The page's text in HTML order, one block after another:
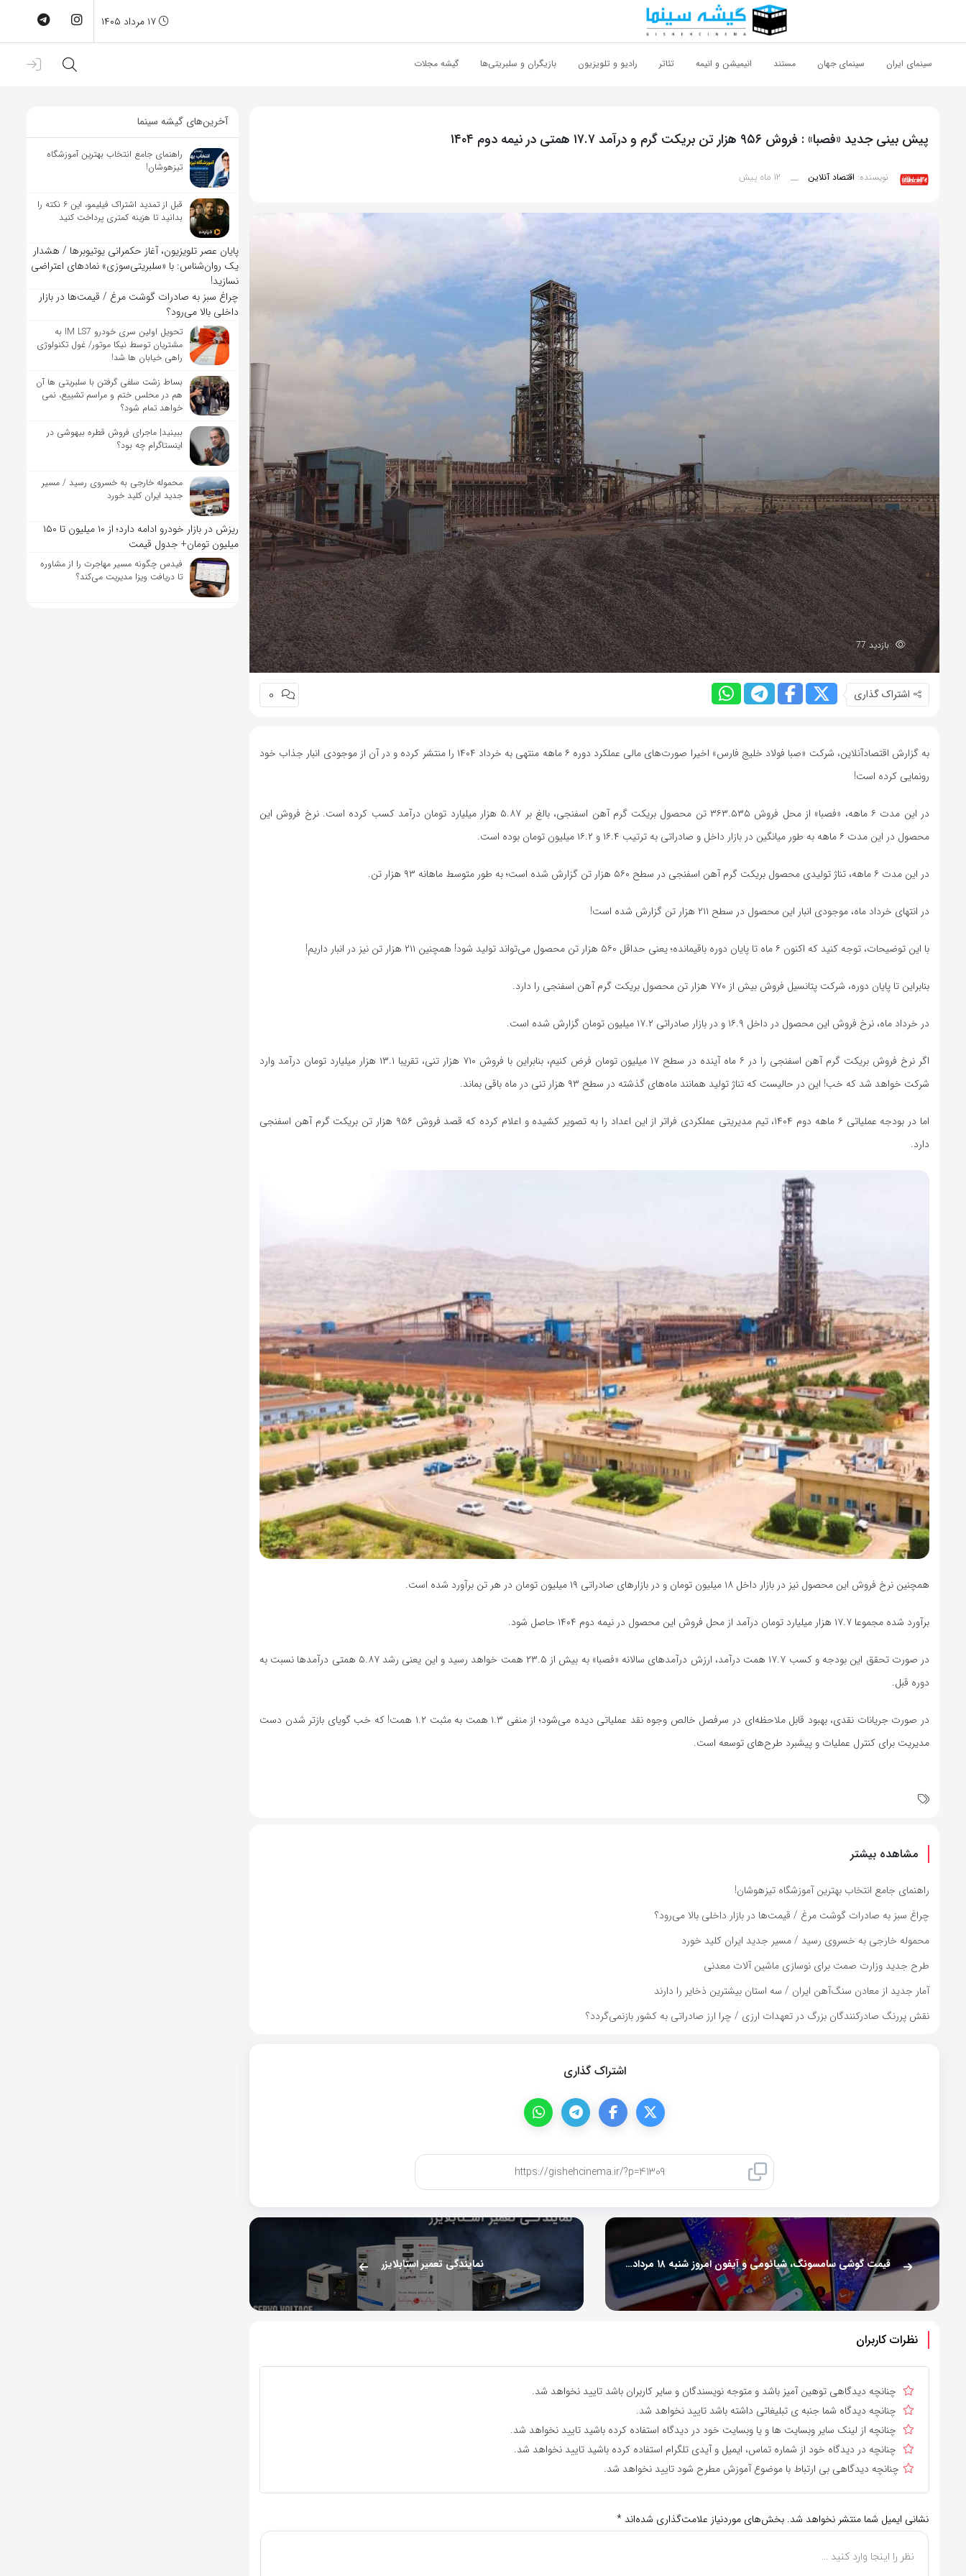
سینمای ایران سینمای جهان مستند انیمیشن و انیمه تئاتر رادیو و تلویزیون بازیگران و سلبریتی‌ها گیشه مجلات
پیش بینی جدید «فصبا» : فروش ۹۵۶ هزار تن بریکت گرم و درآمد ۱۷.۷ همتی در نیمه دوم ۱۴۰۴
نویسنده: اقتصاد آنلاین __ 12 ماه پیش
بازدید 77
اشتراک گذاری 0
به گزارش اقتصادآنلاین، شرکت «صبا فولاد خلیج فارس» اخیرا صورت‌های مالی عملکرد دوره ۶ ماهه منتهی به خرداد ۱۴۰۴ را منتشر کرده و در آن از موجودی انبار جذاب خود
رونمایی کرده است!
در این مدت ۶ ماهه، «فصبا» از محل فروش ۳۶۳.۵۳۵ تن محصول بریکت گرم آهن اسفنجی، بالغ بر ۵.۸۷ هزار میلیارد تومان درآمد کسب کرده است. نرخ فروش این
محصول در این مدت ۶ ماهه به طور میانگین در بازار داخل و صادراتی به ترتیب ۱۶.۴ و ۱۶.۲ میلیون تومان بوده است.
در این مدت ۶ ماهه، تناژ تولیدی محصول بریکت گرم آهن اسفنجی در سطح ۵۶۰ هزار تن گزارش شده است؛ به طور متوسط ماهانه ۹۳ هزار تن.
در انتهای خرداد ماه، موجودی انبار این محصول در سطح ۲۱۱ هزار تن گزارش شده است!
با این توضیحات، توجه کنید که اکنون ۶ ماه تا پایان دوره باقیمانده؛ یعنی حداقل ۵۶۰ هزار تن محصول می‌تواند تولید شود! همچنین ۲۱۱ هزار تن نیز در انبار داریم!
بنابراین تا پایان دوره، شرکت پتانسیل فروش بیش از ۷۷۰ هزار تن محصول بریکت گرم آهن اسفنجی را دارد.
در خرداد ماه، نرخ فروش این محصول در داخل ۱۶.۹ و در بازار صادراتی ۱۷.۲ میلیون تومان گزارش شده است.
اگر نرخ فروش بریکت گرم آهن اسفنجی را در ۶ ماه آینده در سطح ۱۷ میلیون تومان فرض کنیم، بنابراین با فروش ۷۱۰ هزار تنی، تقریبا ۱۳.۱ هزار میلیارد تومان درآمد وارد
شرکت خواهد شد که خب! این در حالیست که تناژ تولید همانند ماه‌های گذشته در سطح ۹۳ هزار تنی در ماه باقی بماند.
اما در بودجه عملیاتی ۶ ماهه دوم ۱۴۰۴، تیم مدیریتی عملکردی فراتر از این اعداد را به تصویر کشیده و اعلام کرده که قصد فروش ۹۵۶ هزار تن بریکت گرم آهن اسفنجی
دارد.
همچنین نرخ فروش این محصول نیز در بازار داخل ۱۸ میلیون تومان و در بازار‌های صادراتی ۱۹ میلیون تومان در هر تن برآورد شده است.
برآورد شده مجموعا ۱۷.۷ هزار میلیارد تومان درآمد از محل فروش این محصول در نیمه دوم ۱۴۰۴ حاصل شود.
در صورت تحقق این بودجه و کسب ۱۷.۷ همت درآمد، ارزش درآمد‌های سالانه «فصبا» به بیش از ۲۳.۵ همت خواهد رسید و این یعنی رشد ۵.۸۷ همتی درآمد‌ها نسبت به
دوره قبل.
در صورت جریانات نقدی، بهبود قابل ملاحظه‌ای در سرفصل خالص وجوه نقد عملیاتی دیده می‌شود؛ از منفی ۱.۳ همت به مثبت ۱.۲ همت! که خب گویای بازتر شدن دست
مدیریت برای کنترل عملیات و پیشبرد طرح‌های توسعه است.
مشاهده بیشتر
راهنمای جامع انتخاب بهترین آموزشگاه تیزهوشان!
چراغ سبز به صادرات گوشت مرغ / قیمت‌ها در بازار داخلی بالا می‌رود؟
محموله خارجی به خسروی رسید / مسیر جدید ایران کلید خورد
طرح جدید وزارت صمت برای نوسازی ماشین آلات معدنی
آمار جدید از معادن سنگ‌آهن ایران / سه استان بیشترین ذخایر را دارند
نقش پررنگ صادرکنندگان بزرگ در تعهدات ارزی / چرا ارز صادراتی به کشور بازنمی‌گردد؟
اشتراک گذاری
قیمت گوشی سامسونگ، شیائومی و آیفون امروز شنبه ۱۸ مرداد ۱۴۰۴/ گلکسی A۰۶ چند؟+ جدول نمایندگی تعمیر استابلایزر
نظرات کاربران
چنانچه دیدگاهی توهین آمیز باشد و متوجه نویسندگان و سایر کاربران باشد تایید نخواهد شد.
چنانچه دیدگاه شما جنبه ی تبلیغاتی داشته باشد تایید نخواهد شد.
چنانچه از لینک سایر وبسایت ها و یا وبسایت خود در دیدگاه استفاده کرده باشید تایید نخواهد شد.
چنانچه در دیدگاه خود از شماره تماس، ایمیل و آیدی تلگرام استفاده کرده باشید تایید نخواهد شد.
چنانچه دیدگاهی بی ارتباط با موضوع آموزش مطرح شود تایید نخواهد شد.
نشانی ایمیل شما منتشر نخواهد شد. بخش‌های موردنیاز علامت‌گذاری شده‌اند *
آخرین‌های گیشه سینما
راهنمای جامع انتخاب بهترین آموزشگاه
تیزهوشان!
قبل از تمدید اشتراک فیلیمو، این ۶ نکته را
بدانید تا هزینه کمتری پرداخت کنید
پایان عصر تلویزیون، آغاز حکمرانی یوتیوبرها / هشدار
یک روان‌شناس: با «سلبریتی‌سوزی» نمادهای اعتراضی
نسازید!
چراغ سبز به صادرات گوشت مرغ / قیمت‌ها در بازار
داخلی بالا می‌رود؟
تحویل اولین سری خودرو IM LS7 به
مشتریان توسط نیکا موتور/ غول تکنولوژی
راهی خیابان ها شد!
بساط زشت سلفی گرفتن با سلبریتی ها آن
هم در محلس ختم و مراسم تشییع، نمی
خواهد تمام شود؟
ببینید| ماجرای فروش قطره بیهوشی در
اینستاگرام چه بود؟
محموله خارجی به خسروی رسید / مسیر
جدید ایران کلید خورد
ریزش در بازار خودرو ادامه دارد؛ از ۱۰ میلیون تا ۱۵۰
میلیون تومان+ جدول قیمت
فیدس چگونه مسیر مهاجرت را از مشاوره
تا دریافت ویزا مدیریت می‌کند؟